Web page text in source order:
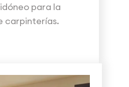
para la
carpinterías.